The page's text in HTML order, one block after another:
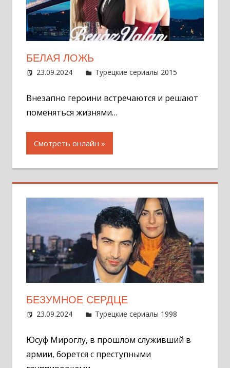
БЕЛАЯ ЛОЖЬ
23.09.2024 Администратор
Турецкие сериалы 2015
Внезапно героини встречаются и решают
поменяться жизнями…
Смотреть онлайн
БЕЗУМНОЕ СЕРДЦЕ
23.09.2024 Администратор
Турецкие сериалы 1998
Юсуф Мироглу, в прошлом служивший в
армии, борется с преступными